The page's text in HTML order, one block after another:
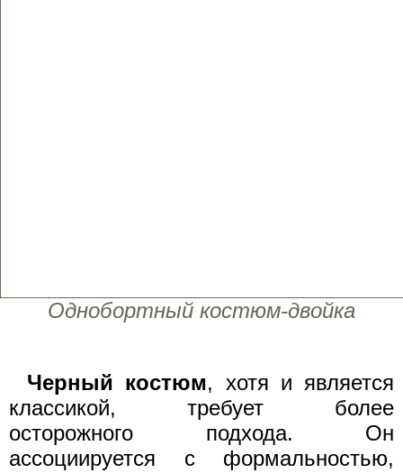
Однобортный костюм-двойка
Черный костюм, хотя и является
классикой, требует более
осторожного подхода. Он
ассоциируется с формальностью,